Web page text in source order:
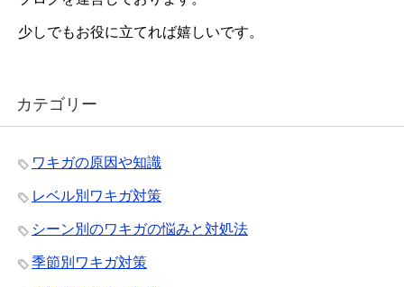
少しでもお役に立てれば嬉しいです。
カテゴリー
ワキガの原因や知識
レベル別ワキガ対策
シーン別のワキガの悩みと対処法
季節別ワキガ対策